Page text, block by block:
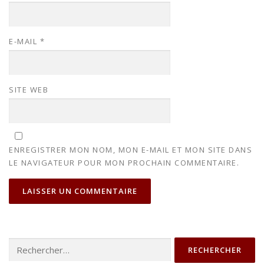
E-MAIL *
SITE WEB
ENREGISTRER MON NOM, MON E-MAIL ET MON SITE DANS
LE NAVIGATEUR POUR MON PROCHAIN COMMENTAIRE.